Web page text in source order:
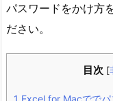
パスワードをかけ方
ださい。
目次 [